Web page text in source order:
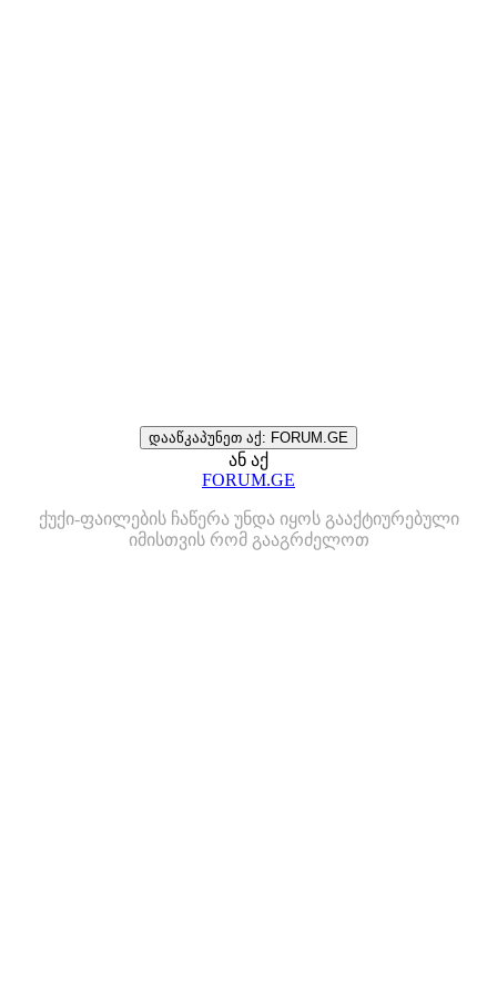
დააწკაპუნეთ აქ: FORUM.GE
ან აქ
FORUM.GE
ქუქი-ფაილების ჩაწერა უნდა იყოს გააქტიურებული
იმისთვის რომ გააგრძელოთ